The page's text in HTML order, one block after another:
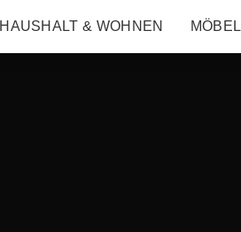
HAUSHALT & WOHNEN MÖBEL